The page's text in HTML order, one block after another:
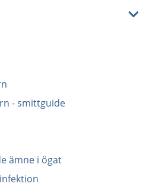
- smittguide
ämne i ögat